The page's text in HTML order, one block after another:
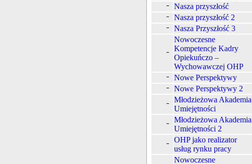
Nasza przyszłość
Nasza przyszłość 2
Nasza Przyszłość 3
Nowoczesne
Kompetencje Kadry
Opiekuńczo –
Wychowawczej OHP
Nowe Perspektywy
Nowe Perspektywy 2
Młodzieżowa Akademia
Umiejętności
Młodzieżowa Akademia
Umiejętności 2
OHP jako realizator
usług rynku pracy
Nowoczesne